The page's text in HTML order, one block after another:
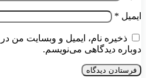
ایمیل *
ذخیره نام، ایمیل و وبسایت من
دوباره دیدگاهی می‌نویسم.